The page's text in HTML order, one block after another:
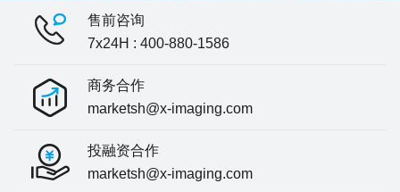
售前咨询
7x24H : 400-880-1586
商务合作
marketsh@x-imaging.com
投融资合作
marketsh@x-imaging.com